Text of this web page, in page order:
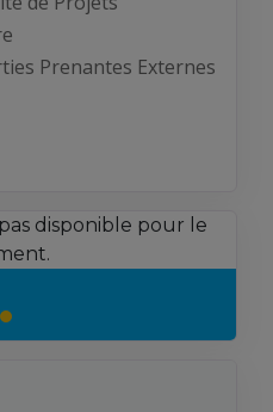
Prenantes Externes
disponible pour le